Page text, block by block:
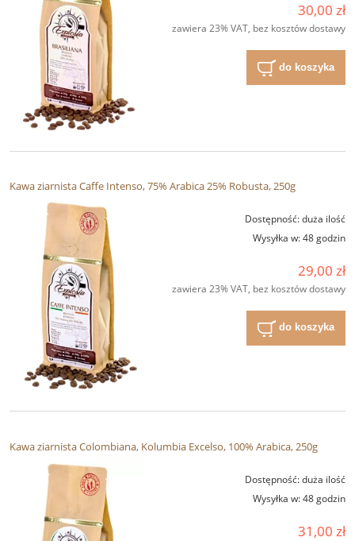
30,00 zł
zawiera 23% VAT, bez kosztów dostawy
do koszyka
Kawa ziarnista Caffe Intenso, 75% Arabica 25% Robusta, 250g
Dostępność:duża ilość
Wysyłka w:48 godzin
29,00 zł
zawiera 23% VAT, bez kosztów dostawy
do koszyka
Kawa ziarnista Colombiana, Kolumbia Excelso, 100% Arabica, 250g
Dostępność:duża ilość
Wysyłka w:48 godzin
31,00 zł